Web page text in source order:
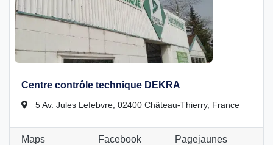
Centre contrôle technique DEKRA
5 Av. Jules Lefebvre, 02400 Château-Thierry, France
Maps Facebook Pagejaunes